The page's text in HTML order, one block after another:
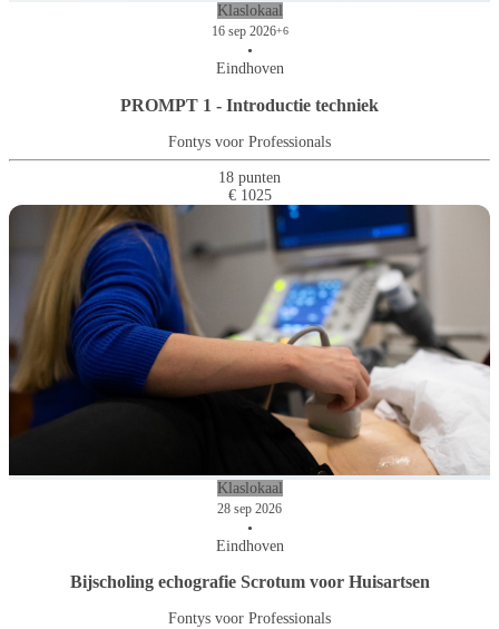
Klaslokaal
16 sep 2026+6
•
Eindhoven
PROMPT 1 - Introductie techniek
Fontys voor Professionals
18 punten
€ 1025
Klaslokaal
28 sep 2026
•
Eindhoven
Bijscholing echografie Scrotum voor Huisartsen
Fontys voor Professionals